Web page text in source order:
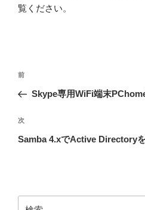
覧ください。
投
ナ
ビ
ゲ
ン
前
の
稿
前
Skype専用WiFi端末
次
の
次
Samba 4.xでActive Directory